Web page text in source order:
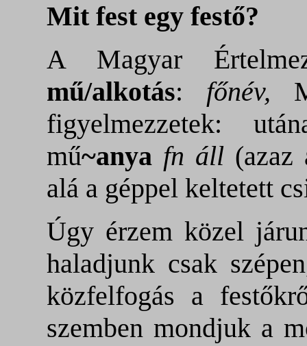
Mit fest egy festő?
A Magyar
mű/alkotás: főnév,
figyelmezzetek:
mű~anya fn áll (azaz
alá a géppel keltetett
Úgy érzem közel
haladjunk csak
közfelfogás a
szemben mondjuk a